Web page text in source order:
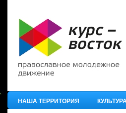
НАША ТЕРРИТОРИЯ